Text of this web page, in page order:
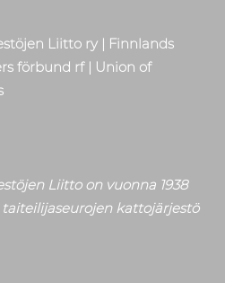
Liitto ry | Finnlands
förbund rf | Union of
Liitto on vuonna 1938
kattojärjestö